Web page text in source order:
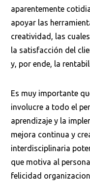
aparentemente
apoyar las
creatividad, las
la satisfacción del
y, por ende, la
Es muy importante
involucre a todo el
aprendizaje y la
mejora continua y
interdisciplinaria
que motiva al
felicidad